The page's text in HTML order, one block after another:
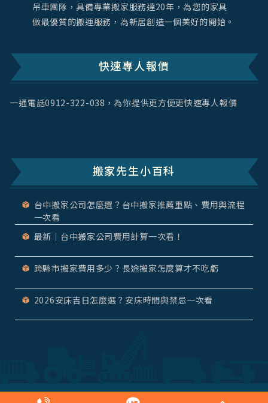
吊車團隊，具備專業搬家服務達20年，為您的家具
做最優質的搬運服務，為新居創造一個美好的開始。
快速專人報價
一通電話0912-322-038 ，為你提供更方便更快速專人報價
搬家先生小百科
台中搬家公司怎麼選？台中搬家推薦重點、費用與流程
一次看
最新｜台中搬家公司費用計算一次看！
跨縣市搬家費用多少？長途搬家怎麼算才不吃虧
2026安床吉日怎麼選？安床時間與禁忌一次看